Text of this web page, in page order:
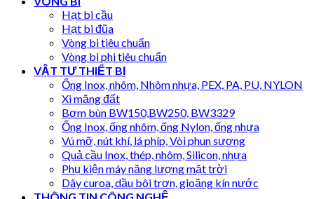
Hạt bi cầu
Hạt bi đũa
Vòng bi tiêu chuẩn
Vòng bi phi tiêu chuẩn
VẬT TƯ THIẾT BỊ
Ống Inox, nhôm, Nhôm nhựa, PEX, PA, PU, NYLON
Xi măng đất
Bơm bùn BW150,BW250, BW3329
Ống Inox, ống nhôm, ống Nylon, ống nhựa
Vú mỡ, nút khí, lá phíp, Vòi phun sương
Quả cầu Inox, thép, nhôm, Silicon, nhựa
Phụ kiện máy năng lượng mặt trời
Dây curoa, dầu bôi trơn, gioăng kín nước